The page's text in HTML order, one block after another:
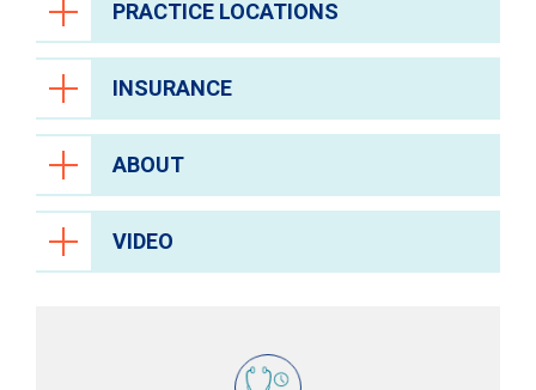
PRACTICE LOCATIONS
INSURANCE
ABOUT
VIDEO